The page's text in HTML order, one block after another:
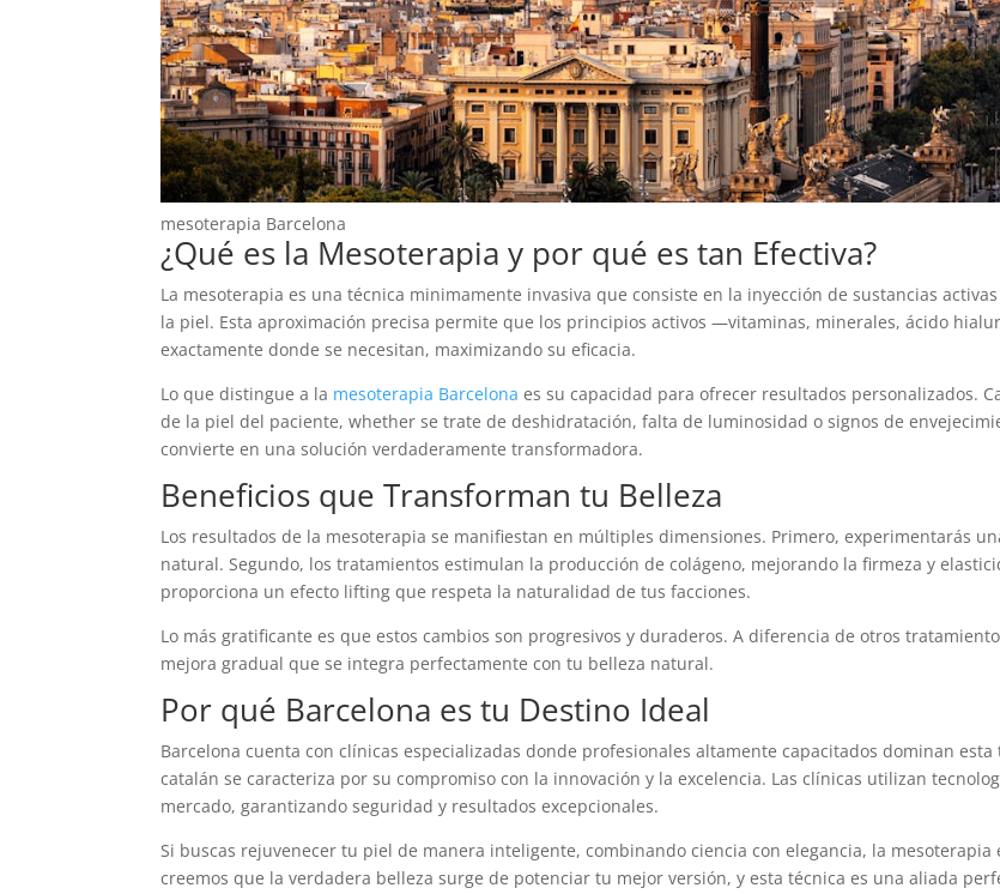
mesoterapia Barcelona
¿Qué es la Mesoterapia y por qué es tan Efectiva?
La mesoterapia es una técnica minimamente invasiva que consiste en la inyección de sustancias
la piel. Esta aproximación precisa permite que los principios activos —vitaminas, minerales, ácido
exactamente donde se necesitan, maximizando su eficacia.
Lo que distingue a la mesoterapia Barcelona es su capacidad para ofrecer resultados personalizados.
de la piel del paciente, whether se trate de deshidratación, falta de luminosidad o signos de
convierte en una solución verdaderamente transformadora.
Beneficios que Transforman tu Belleza
Los resultados de la mesoterapia se manifiestan en múltiples dimensiones. Primero, experimentarás
natural. Segundo, los tratamientos estimulan la producción de colágeno, mejorando la firmeza y
proporciona un efecto lifting que respeta la naturalidad de tus facciones.
Lo más gratificante es que estos cambios son progresivos y duraderos. A diferencia de otros
mejora gradual que se integra perfectamente con tu belleza natural.
Por qué Barcelona es tu Destino Ideal
Barcelona cuenta con clínicas especializadas donde profesionales altamente capacitados dominan
catalán se caracteriza por su compromiso con la innovación y la excelencia. Las clínicas utilizan
mercado, garantizando seguridad y resultados excepcionales.
Si buscas rejuvenecer tu piel de manera inteligente, combinando ciencia con elegancia, la mesoterapia
creemos que la verdadera belleza surge de potenciar tu mejor versión, y esta técnica es una aliada